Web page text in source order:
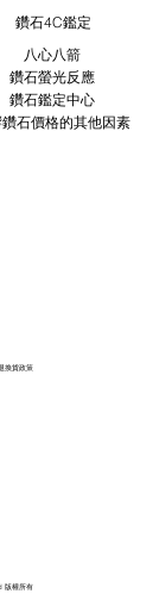
鑽石4C鑑定
八心八箭
鑽石螢光反應
鑽石鑑定中心
石價格的其他因素
換貨政策
版權所有